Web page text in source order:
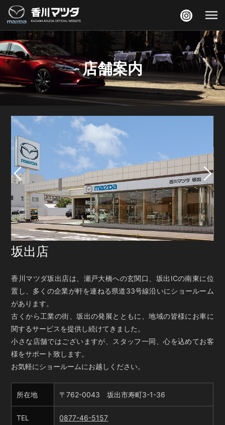
menu
店舗案内
坂出店
香川マツダ坂出店は、瀬戸大橋への玄関口、坂出ICの南東に位
置し、多くの企業が軒を連ねる県道33号線沿いにショールーム
があります。
古くから工業の街、坂出の発展とともに、地域の皆様にお車に
関するサービスを提供し続けてきました。
小さな店舗ではございますが、スタッフ一同、心を込めてお客
様をサポート致します。
お気軽にショールームにお越しください。
所在地 〒762-0043 坂出市寿町3-1-36
TEL 0877-46-5157